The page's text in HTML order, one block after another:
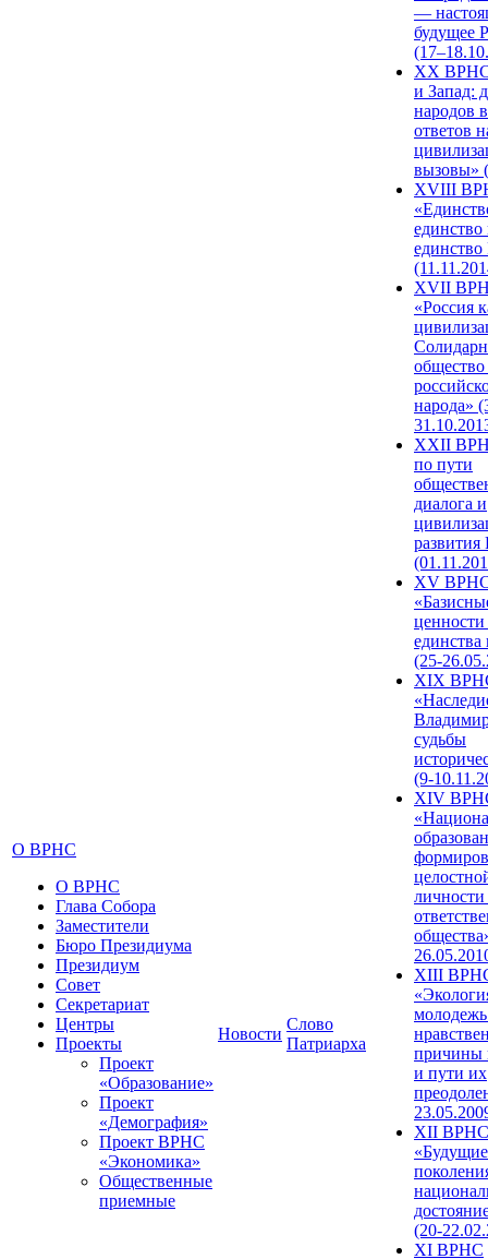
О ВРНС
О ВРНС
Глава Собора
Заместители
Бюро Президиума
Президиум
Совет
Секретариат
Центры
Проекты
Проект
«Образование»
Проект
«Демография»
Проект ВРНС
«Экономика»
Общественные
приемные
Новости
Слово
Патриарха
—
будущее
XX ВРНС
и Запад:
народов
ответов
вызовы»
XVIII
единство
единство
XVII
«Россия
народа»
XXII
по пути
диалога и
развития
XV
единства
(25-
XIX
судьбы
(9-
XIV
XIII
причины
и пути их
XII ВРНС
«Будущие
(20-
XI ВРНС